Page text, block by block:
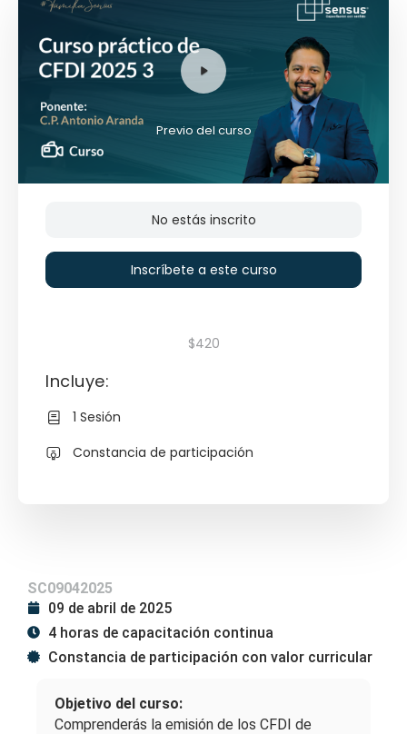
SC09042025
09 de abril de 2025
4 horas de capacitación continua
Constancia de participación con valor curricular
Objetivo del curso:
Comprenderás la emisión de los CFDI de
Previo del curso
No estás inscrito
Inscríbete a este curso
$420
Incluye:
1 Sesión
Constancia de participación